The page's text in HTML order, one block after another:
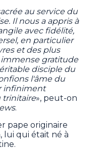
au service du
Il nous a appris à
avec fidélité,
en particulier
et des plus
immense gratitude
disciple du
l'âme du
infiniment
trinitaire», peut-on
.
pape originaire
lui qui était né à